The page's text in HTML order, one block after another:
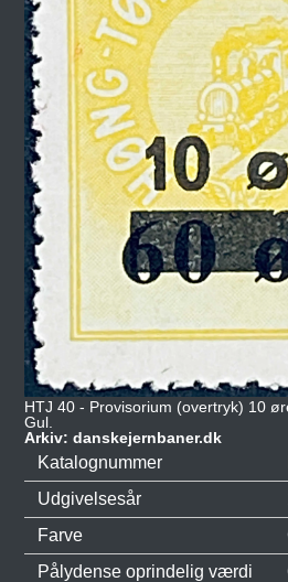
HTJ 40 - Provisorium (overtryk) 10
Gul.
Arkiv: danskejernbaner.dk
Katalognummer
Udgivelsesår
Farve
Pålydense oprindelig værdi